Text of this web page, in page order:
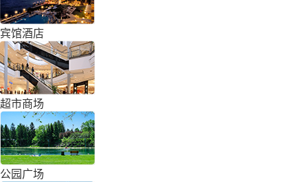
宾馆酒店
超市商场
公园广场